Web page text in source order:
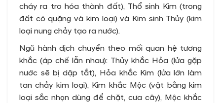
cháy ra tro hóa thành đất), Thổ sinh Kim (trong
đất có quặng và kim loại) và Kim sinh Thủy (kim
loại nung chảy tạo ra nước).
Ngũ hành dịch chuyển theo mối quan hệ tương
khắc (áp chế lẫn nhau): Thủy khắc Hỏa (lửa gặp
nước sẽ bị dập tắt), Hỏa khắc Kim (lửa lớn làm
tan chảy kim loại), Kim khắc Mộc (vật bằng kim
loại sắc nhọn dùng để chặt, cưa cây), Mộc khắc